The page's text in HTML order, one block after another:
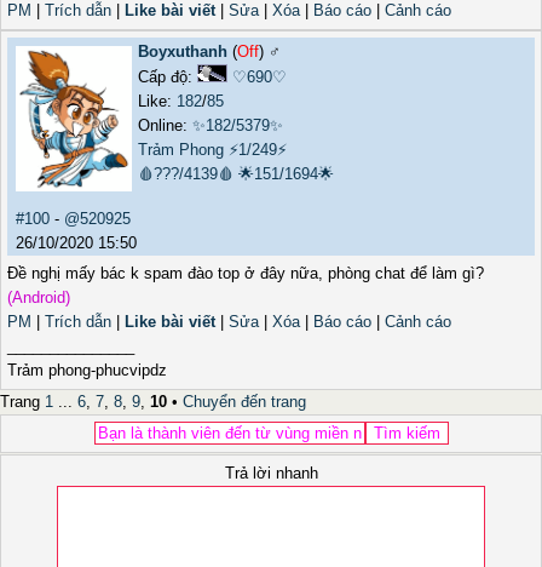
PM
Trích dẫn Like bài viết| Sửa| Xóa| Báo cáo Cảnh cáo
Boyxuthanh (Off) ♂️
Cấp độ:
♡690♡
Like: 182/85
Online:✨182/5379✨
Trảm Phong ⚡1/249⚡
🩸???/4139🩸 🌟151/1694🌟
#100 - @520925
26/10/2020 15:50
Đề nghị mấy bác k spam đào top ở đây nữa, phòng chat để làm gì?
(Android)
PM
Trích dẫn Like bài viết| Sửa| Xóa| Báo cáo
Cảnh cáo
Trảm phong-phucvipdz
Trang 1 ... 6, 7, 8, 9, 10 • Chuyển đến trang
Trả lời nhanh